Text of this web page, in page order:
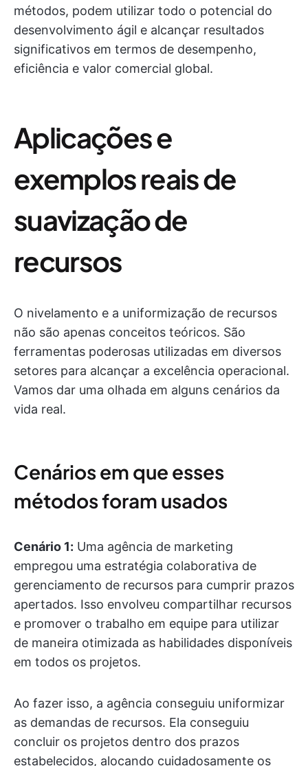
métodos, podem utilizar todo o potencial do
desenvolvimento ágil e alcançar resultados
significativos em termos de desempenho,
eficiência e valor comercial global.
Aplicações e
exemplos reais de
suavização de
recursos
O nivelamento e a uniformização de recursos
não são apenas conceitos teóricos. São
ferramentas poderosas utilizadas em diversos
setores para alcançar a excelência operacional.
Vamos dar uma olhada em alguns cenários da
vida real.
Cenários em que esses
métodos foram usados
Cenário 1: Uma agência de marketing
empregou uma estratégia colaborativa de
gerenciamento de recursos para cumprir prazos
apertados. Isso envolveu compartilhar recursos
e promover o trabalho em equipe para utilizar
de maneira otimizada as habilidades disponíveis
em todos os projetos.
Ao fazer isso, a agência conseguiu uniformizar
as demandas de recursos. Ela conseguiu
concluir os projetos dentro dos prazos
estabelecidos, alocando cuidadosamente os